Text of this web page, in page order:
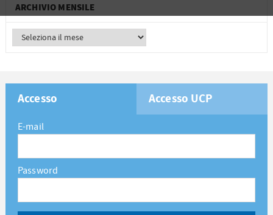
ARCHIVIO MENSILE
Accesso Accesso UCP
E-mail
Password